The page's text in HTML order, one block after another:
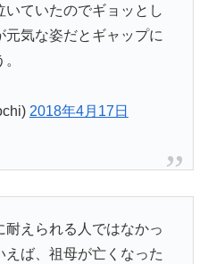
いていたのでギョッとし
元気な姿だとギャップに
2018年4月17日
えられる人ではなかっ
ば、祖母が亡くなった